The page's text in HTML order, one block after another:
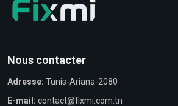
Nous contacter
Adresse: Tunis-Ariana-2080
E-mail: contact@fixmi.com.tn